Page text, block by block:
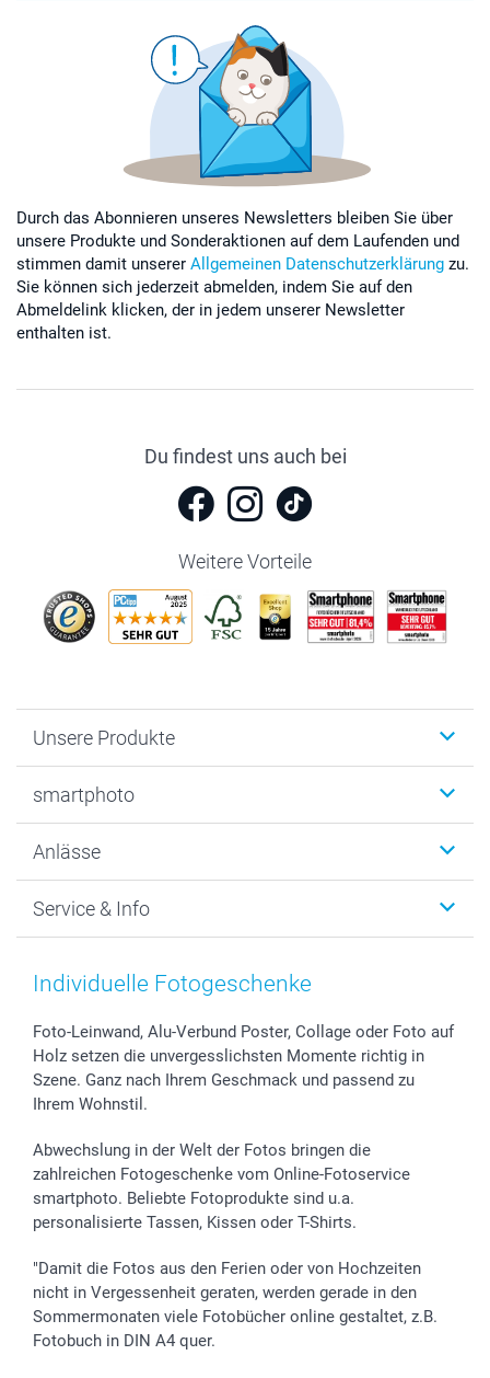
Durch das Abonnieren unseres Newsletters bleiben Sie über
unsere Produkte und Sonderaktionen auf dem Laufenden und
stimmen damit unserer Allgemeinen Datenschutzerklärung zu.
Sie können sich jederzeit abmelden, indem Sie auf den
Abmeldelink klicken, der in jedem unserer Newsletter
enthalten ist.
Du findest uns auch bei
Weitere Vorteile
Unsere Produkte
Fotogeschenke
MyNameBook
Fotoabzüge, Fotos als Buch & Poster
Zubehör & Material
Foto-Kalender & Agenden
Sticker & Etiketten
Geschenk-Gutscheine (PDF)
smartphoto
Warum smartphoto
Datenschutz
AGB
Presse
Partnerprogramme
Investor Relations
B2B smartbusiness
Widerrufsrecht
Anlässe
Neujahr
Muttertag
Kommunion & Konfirmation
Hochzeit
Geburtstag
Geburt
Zu allen Anlässen
Service & Info
Anmelden /Registrieren
Preise und Versandkosten
Lieferfristen
72h Lieferung
Zahlungsmöglichkeiten
Sitemap
Status der Bestellung
smartfriends
smartgarantie
smartbonus
Individuelle Fotogeschenke
Foto-Leinwand, Alu-Verbund Poster, Collage oder Foto auf
Holz setzen die unvergesslichsten Momente richtig in
Szene. Ganz nach Ihrem Geschmack und passend zu
Ihrem Wohnstil.
Abwechslung in der Welt der Fotos bringen die
zahlreichen Fotogeschenke vom Online-Fotoservice
smartphoto. Beliebte Fotoprodukte sind u.a.
personalisierte Tassen, Kissen oder T-Shirts.
"Damit die Fotos aus den Ferien oder von Hochzeiten
nicht in Vergessenheit geraten, werden gerade in den
Sommermonaten viele Fotobücher online gestaltet, z.B.
Fotobuch in DIN A4 quer.